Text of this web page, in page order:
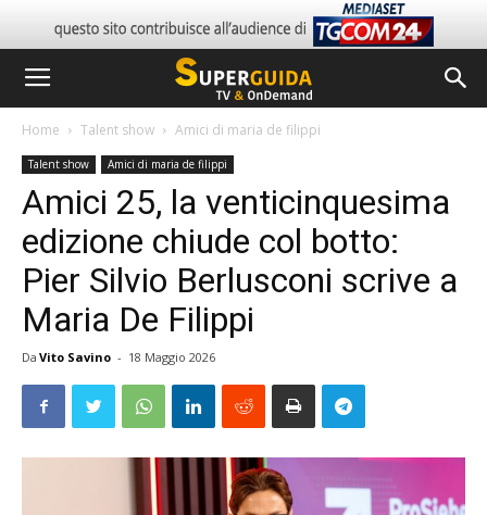
Home Talent show Amici di maria de filippi
Talent show Amici di maria de filippi
Amici 25, la venticinquesima
edizione chiude col botto:
Pier Silvio Berlusconi scrive a
Maria De Filippi
Da Vito Savino - 18 Maggio 2026